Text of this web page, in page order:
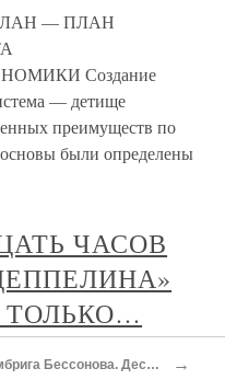
— ПЛАН
Создание
— детище
преимуществ по
были определены
ЧАСОВ
ТОЛЬКО…
ПОЛЕТА «ГРАФАПроект комбрига Бессонова. Десанты «Цеппелина» →